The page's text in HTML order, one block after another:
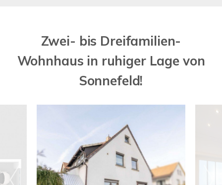
Zwei- bis Dreifamilien-
Wohnhaus in ruhiger Lage von
Sonnefeld!